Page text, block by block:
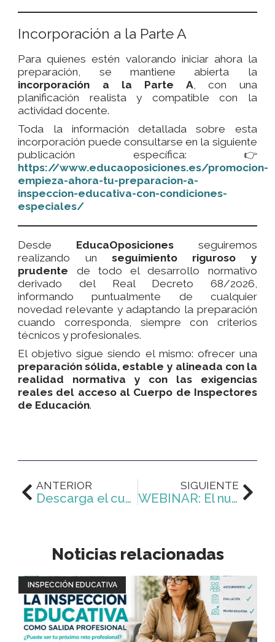
Incorporación a la Parte A
Para quienes estén valorando iniciar ahora la
preparación, se mantiene abierta la
incorporación a la Parte A, con una
planificación realista y compatible con la
actividad docente.
Toda la información detallada sobre esta
incorporación puede consultarse en la siguiente
publicación específica: 👉
https://www.educaoposiciones.es/promocion-
empieza-ahora-tu-preparacion-a-
inspeccion-educativa-con-condiciones-
especiales/
Desde EducaOposiciones seguiremos
realizando un seguimiento riguroso y
prudente de todo el desarrollo normativo
derivado del Real Decreto 68/2026,
informando puntualmente de cualquier
novedad relevante y adaptando la preparación
cuando corresponda, siempre con criterios
técnicos y profesionales.
El objetivo sigue siendo el mismo: ofrecer una
preparación sólida, estable y alineada con la
realidad normativa y con las exigencias
reales del acceso al Cuerpo de Inspectores
de Educación.
Ant
ANTERIOR
Descarga el cuestionario del nuevo Real Decreto de Inspección Educativa (RD 68/2026)
SIGUIENTE
WEBINAR: El nuevo Real Decreto de Inspección Educativa: análisis, sentido y claves reales para la preparación de la oposición
Noticias relacionadas
INSPECCIÓN EDUCATIVA